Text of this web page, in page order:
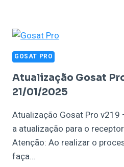
GOSAT PRO
Atualização Gosat
21/01/2025
Atualização Gosat Pro
a atualização para o
Atenção: Ao realizar o
faça…